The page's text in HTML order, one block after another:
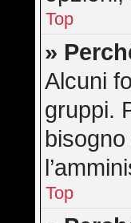
Top
»
Alcuni
gruppi.
Top